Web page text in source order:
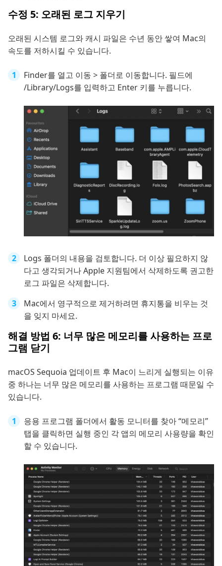
수정 5: 오래된 로그 지우기
오래된 시스템 로그와 캐시 파일은 수년 동안 쌓여 Mac의
속도를 저하시킬 수 있습니다.
Finder를 열고 이동 > 폴더로 이동합니다. 필드에
/Library/Logs를 입력하고 Enter 키를 누릅니다.
Logs 폴더의 내용을 검토합니다. 더 이상 필요하지 않
다고 생각되거나 Apple 지원팀에서 삭제하도록 권고한
로그 파일은 삭제합니다.
Mac에서 영구적으로 제거하려면 휴지통을 비우는 것
을 잊지 마세요.
해결 방법 6: 너무 많은 메모리를 사용하는 프로
그램 닫기
macOS Sequoia 업데이트 후 Mac이 느리게 실행되는 이유
중 하나는 너무 많은 메모리를 사용하는 프로그램 때문일 수
있습니다.
응용 프로그램 폴더에서 활동 모니터를 찾아 “메모리”
탭을 클릭하면 실행 중인 각 앱의 메모리 사용량을 확인
할 수 있습니다.